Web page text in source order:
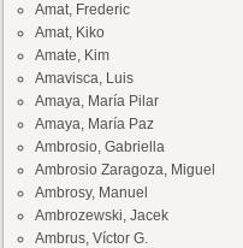
Amat, Frederic
Amat, Kiko
Amate, Kim
Amavisca, Luis
Amaya, María Pilar
Amaya, María Paz
Ambrosio, Gabriella
Ambrosio Zaragoza, Miguel
Ambrosy, Manuel
Ambrozewski, Jacek
Ambrus, Víctor G.